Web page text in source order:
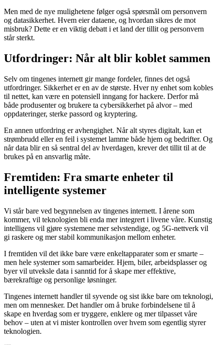
Men med de nye mulighetene følger også spørsmål om personvern
og datasikkerhet. Hvem eier dataene, og hvordan sikres de mot
misbruk? Dette er en viktig debatt i et land der tillit og personvern
står sterkt.
Utfordringer: Når alt blir koblet sammen
Selv om tingenes internett gir mange fordeler, finnes det også
utfordringer. Sikkerhet er en av de største. Hver ny enhet som kobles
til nettet, kan være en potensiell inngang for hackere. Derfor må
både produsenter og brukere ta cybersikkerhet på alvor – med
oppdateringer, sterke passord og kryptering.
En annen utfordring er avhengighet. Når alt styres digitalt, kan et
strømbrudd eller en feil i systemet lamme både hjem og bedrifter. Og
når data blir en så sentral del av hverdagen, krever det tillit til at de
brukes på en ansvarlig måte.
Fremtiden: Fra smarte enheter til
intelligente systemer
Vi står bare ved begynnelsen av tingenes internett. I årene som
kommer, vil teknologien bli enda mer integrert i livene våre. Kunstig
intelligens vil gjøre systemene mer selvstendige, og 5G-nettverk vil
gi raskere og mer stabil kommunikasjon mellom enheter.
I fremtiden vil det ikke bare være enkeltapparater som er smarte –
men hele systemer som samarbeider. Hjem, biler, arbeidsplasser og
byer vil utveksle data i sanntid for å skape mer effektive,
bærekraftige og personlige løsninger.
Tingenes internett handler til syvende og sist ikke bare om teknologi,
men om mennesker. Det handler om å bruke forbindelsene til å
skape en hverdag som er tryggere, enklere og mer tilpasset våre
behov – uten at vi mister kontrollen over hvem som egentlig styrer
teknologien.